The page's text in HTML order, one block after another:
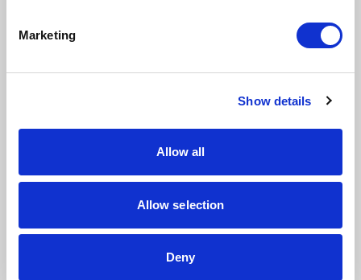
Marketing
Show details
Allow all
Allow selection
Deny
Napisz opinię
PRZEŚLIJ OPINIĘ